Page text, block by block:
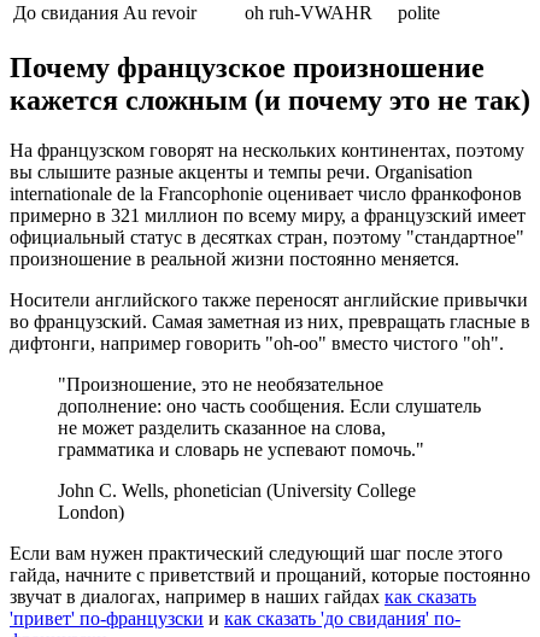
До свидания Au revoir oh ruh-VWAHR polite
Почему французское произношение
кажется сложным (и почему это не так)
На французском говорят на нескольких континентах, поэтому
вы слышите разные акценты и темпы речи. Organisation
internationale de la Francophonie оценивает число франкофонов
примерно в 321 миллион по всему миру, а французский имеет
официальный статус в десятках стран, поэтому "стандартное"
произношение в реальной жизни постоянно меняется.
Носители английского также переносят английские привычки
во французский. Самая заметная из них, превращать гласные в
дифтонги, например говорить "oh-oo" вместо чистого "oh".
"Произношение, это не необязательное
дополнение: оно часть сообщения. Если слушатель
не может разделить сказанное на слова,
грамматика и словарь не успевают помочь."
John C. Wells, phonetician (University College
London)
Если вам нужен практический следующий шаг после этого
гайда, начните с приветствий и прощаний, которые постоянно
звучат в диалогах, например в наших гайдах как сказать
'привет' по-французски и как сказать 'до свидания' по-